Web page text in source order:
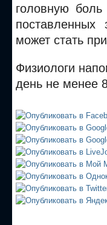
головную
может стать
Физиологи
день не менее